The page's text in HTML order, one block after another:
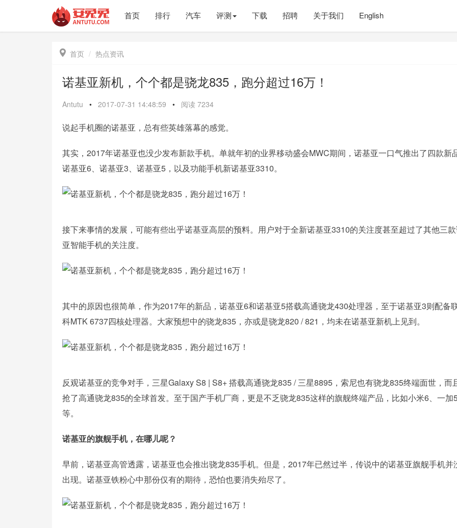
首页 排行 汽车 评测 下载 招聘 关于我们 English
 首页 热点资讯
诺基亚新机，个个都是骁龙835，跑分超过16万！
Antutu • 2017-07-31 14:48:59 • 阅读 7234
说起手机圈的诺基亚，总有些英雄落幕的感觉。
其实，2017年诺基亚也没少发布新款手机。单就年初的业界移动盛会MWC期间，诺基亚一口气推出了四款新
诺基亚6、诺基亚3、诺基亚5，以及功能手机新诺基亚3310。
接下来事情的发展，可能有些出乎诺基亚高层的预料。用户对于全新诺基亚3310的关注度甚至超过了其他三
亚智能手机的关注度。
其中的原因也很简单，作为2017年的新品，诺基亚6和诺基亚5搭载高通骁龙430处理器，至于诺基亚3则配备
科MTK 6737四核处理器。大家预想中的骁龙835，亦或是骁龙820 / 821，均未在诺基亚新机上见到。
反观诺基亚的竞争对手，三星Galaxy S8 | S8+ 搭载高通骁龙835 / 三星8895，索尼也有骁龙835终端面世，而
抢了高通骁龙835的全球首发。至于国产手机厂商，更是不乏骁龙835这样的旗舰终端产品，比如小米6、一加
等。
诺基亚的旗舰手机，在哪儿呢？
早前，诺基亚高管透露，诺基亚也会推出骁龙835手机。但是，2017年已然过半，传说中的诺基亚旗舰手机并
出现。诺基亚铁粉心中那份仅有的期待，恐怕也要消失殆尽了。